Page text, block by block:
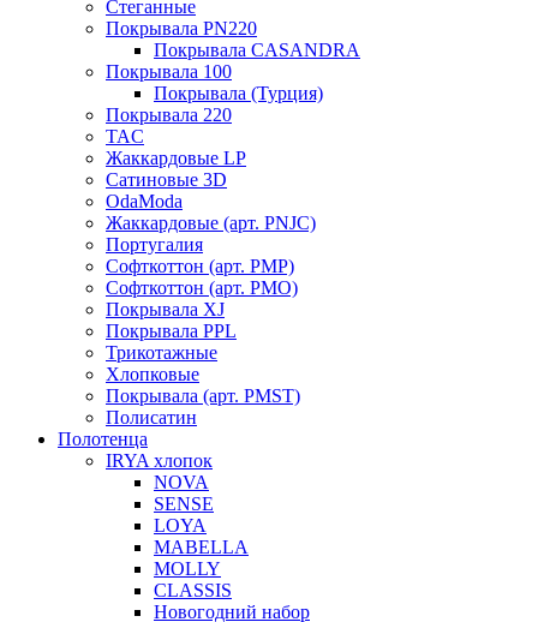
Стеганные
Покрывала PN220
Покрывала CASANDRA
Покрывала 100
Покрывала (Турция)
Покрывала 220
TAC
Жаккардовые LP
Сатиновые 3D
OdaModa
Жаккардовые (арт. PNJC)
Португалия
Софткоттон (арт. PMP)
Софткоттон (арт. PMO)
Покрывала XJ
Покрывала PPL
Трикотажные
Хлопковые
Покрывала (арт. PMST)
Полисатин
Полотенца
IRYA хлопок
NOVA
SENSE
LOYA
MABELLA
MOLLY
CLASSIS
Новогодний набор